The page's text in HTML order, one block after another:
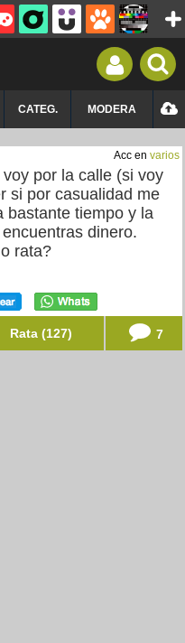
CATEG. MODERA
Acc en varios
por la calle (si voy
si por casualidad me
bastante tiempo y la
dinero.
rata?
Rata (127) 7